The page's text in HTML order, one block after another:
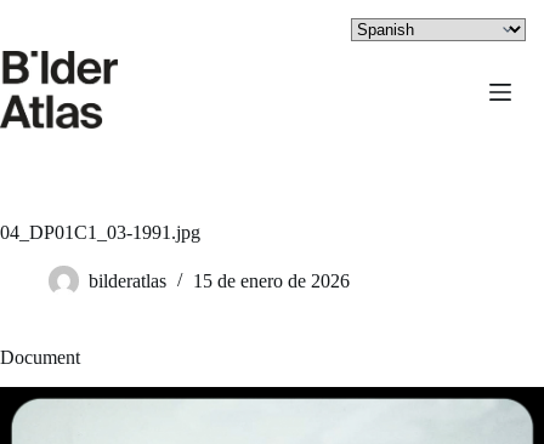
contenido
04_DP01C1_03-1991.jpg
bilderatlas 15 de enero de 2026
Document